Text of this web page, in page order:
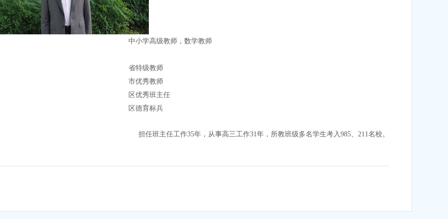
中小学高级教师，数学教师
省特级教师
市优秀教师
区优秀班主任
区德育标兵
担任班主任工作35年，从事高三工作31年，所教班级多名学生考入985、211名校。